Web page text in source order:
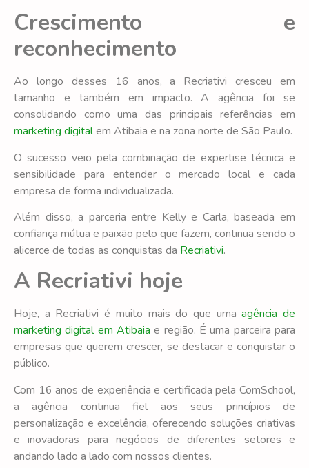
Crescimento e
reconhecimento
Ao longo desses 16 anos, a Recriativi cresceu em
tamanho e também em impacto. A agência foi se
consolidando como uma das principais referências em
marketing digitalem Atibaia e na zona norte de São Paulo.
O sucesso veio pela combinação de expertise técnica e
sensibilidade para entender o mercado local e cada
empresa de forma individualizada.
Além disso, a parceria entre Kelly e Carla, baseada em
confiança mútua e paixão pelo que fazem, continua sendo o
alicerce de todas as conquistas da Recriativi.
A Recriativi hoje
Hoje, a Recriativi é muito mais do que uma agência de
marketing digital em Atibaia e região. É uma parceira para
empresas que querem crescer, se destacar e conquistar o
público.
Com 16 anos de experiência e certificada pela ComSchool,
a agência continua fiel aos seus princípios de
personalização e excelência, oferecendo soluções criativas
e inovadoras para negócios de diferentes setores e
andando lado a lado com nossos clientes.